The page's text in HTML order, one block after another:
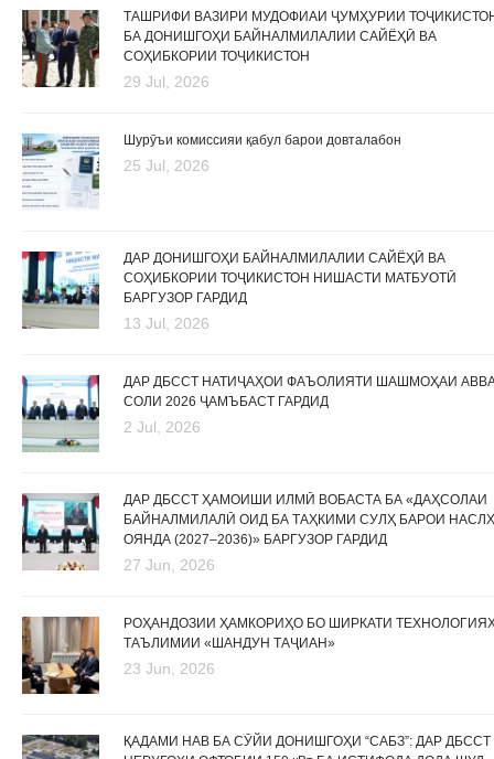
ТАШРИФИ ВАЗИРИ МУДОФИАИ ҶУМҲУРИИ
БА ДОНИШГОҲИ БАЙНАЛМИЛАЛИИ САЙЁҲӢ ВА
СОҲИБКОРИИ ТОҶИКИСТОН
29 Jul, 2026
Шурӯъи комиссияи қабул барои довталабон
25 Jul, 2026
ДАР ДОНИШГОҲИ БАЙНАЛМИЛАЛИИ САЙЁҲӢ ВА
СОҲИБКОРИИ ТОҶИКИСТОН НИШАСТИ МАТБУОТӢ
БАРГУЗОР ГАРДИД
13 Jul, 2026
ДАР ДБССТ НАТИҶАҲОИ ФАЪОЛИЯТИ ШАШМОҲАИ
СОЛИ 2026 ҶАМЪБАСТ ГАРДИД
2 Jul, 2026
ДАР ДБССТ ҲАМОИШИ ИЛМӢ ВОБАСТА БА «ДАҲСОЛАИ
БАЙНАЛМИЛАЛӢ ОИД БА ТАҲКИМИ СУЛҲ БАРОИ
ОЯНДА (2027–2036)» БАРГУЗОР ГАРДИД
27 Jun, 2026
РОҲАНДОЗИИ ҲАМКОРИҲО БО ШИРКАТИ
ТАЪЛИМИИ «ШАНДУН ТАҶИАН»
23 Jun, 2026
ҚАДАМИ НАВ БА СӮЙИ ДОНИШГОҲИ “САБЗ”: ДАР ДБССТ